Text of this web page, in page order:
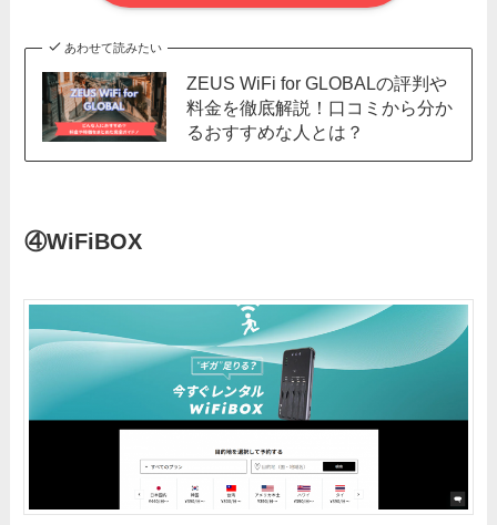
あわせて読みたい
ZEUS WiFi for GLOBALの評判や
料金を徹底解説！口コミから分か
るおすすめな人とは？
④WiFiBOX